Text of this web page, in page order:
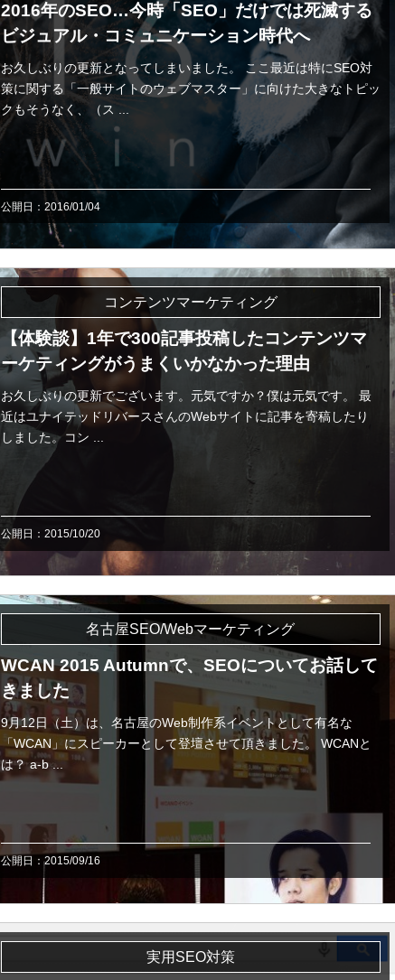
2016年のSEO…今時「SEO」だけでは死滅する
ビジュアル・コミュニケーション時代へ
お久しぶりの更新となってしまいました。 ここ最近は特にSEO対
策に関する「一般サイトのウェブマスター」に向けた大きなトピッ
クもそうなく、（ス ...
公開日：2016/01/04
コンテンツマーケティング
【体験談】1年で300記事投稿したコンテンツマ
ーケティングがうまくいかなかった理由
お久しぶりの更新でございます。元気ですか？僕は元気です。 最
近はユナイテッドリバースさんのWebサイトに記事を寄稿したり
しました。コン ...
公開日：2015/10/20
名古屋SEO/Webマーケティング
WCAN 2015 Autumnで、SEOについてお話して
きました
9月12日（土）は、名古屋のWeb制作系イベントとして有名な
「WCAN」にスピーカーとして登壇させて頂きました。 WCANと
は？ a-b ...
公開日：2015/09/16
実用SEO対策